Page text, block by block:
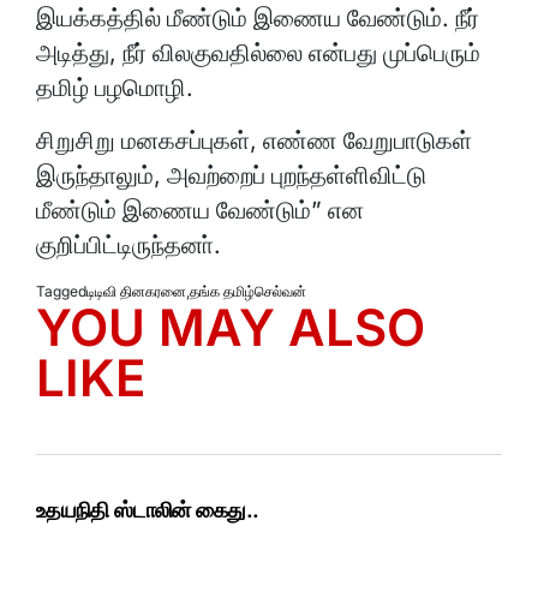
இயக்கத்தில் மீண்டும் இணைய வேண்டும். நீர்
அடித்து, நீர் விலகுவதில்லை என்பது முப்பெரும்
தமிழ் பழமொழி.
சிறுசிறு மனகசப்புகள், எண்ண வேறுபாடுகள்
இருந்தாலும், அவற்றைப் புறந்தள்ளிவிட்டு
மீண்டும் இணைய வேண்டும்” என
குறிப்பிட்டிருந்தனா்.
Taggedடிடிவி தினகரனை,தங்க தமிழ்செல்வன்
YOU MAY ALSO
LIKE
உதயநிதி ஸ்டாலின் கைது..